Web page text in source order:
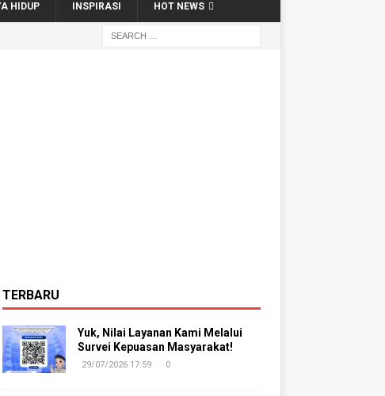
HIDUP INSPIRASI HOT NEWS
TERBARU
Yuk, Nilai Layanan Kami Melalui
Survei Kepuasan Masyarakat!
29/07/2026 17:59 0